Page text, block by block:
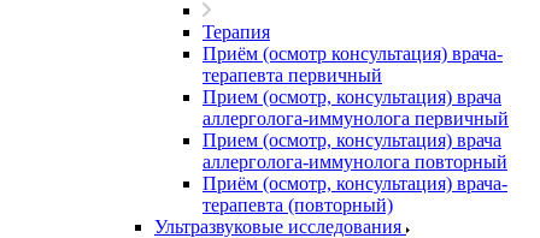
Терапия
Приём (осмотр консультация) врача-
терапевта первичный
Прием (осмотр, консультация) врача
аллерголога-иммунолога первичный
Прием (осмотр, консультация) врача
аллерголога-иммунолога повторный
Приём (осмотр, консультация) врача-
терапевта (повторный)
Ультразвуковые исследования